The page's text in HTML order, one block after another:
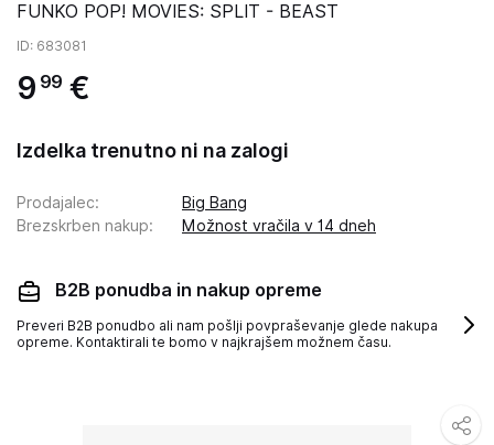
FUNKO POP! MOVIES: SPLIT - BEAST
ID: 683081
9 99 €
Izdelka trenutno ni na zalogi
Prodajalec:
Big Bang
Brezskrben nakup: Možnost vračila v 14 dneh
B2B ponudba in nakup opreme
Preveri B2B ponudbo ali nam pošlji povpraševanje glede nakupa
opreme. Kontaktirali te bomo v najkrajšem možnem času.